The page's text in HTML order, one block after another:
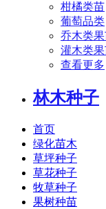
柑橘类苗
葡萄品类
乔木类
灌木类
查看更多
林木种子
首页
绿化苗木
草坪种子
草花种子
牧草种子
果树种苗